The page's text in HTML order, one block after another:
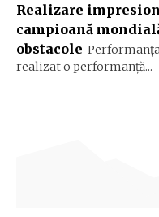
Realizare
campioană
obstacole
realizat o performanță...